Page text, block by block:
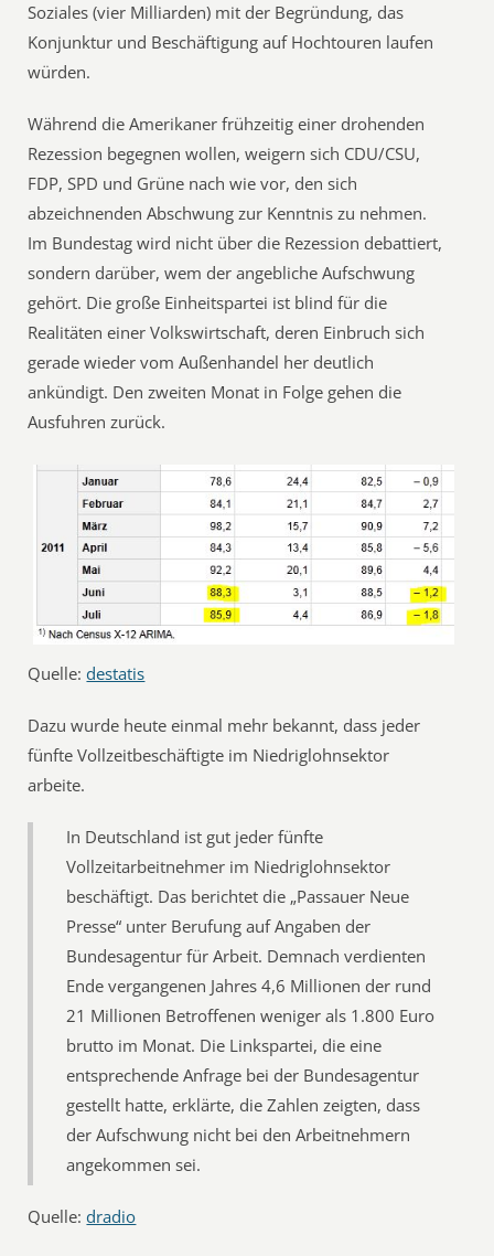
Soziales (vier Milliarden) mit der Begründung, das
Konjunktur und Beschäftigung auf Hochtouren laufen
würden.
Während die Amerikaner frühzeitig einer drohenden
Rezession begegnen wollen, weigern sich CDU/CSU,
FDP, SPD und Grüne nach wie vor, den sich
abzeichnenden Abschwung zur Kenntnis zu nehmen.
Im Bundestag wird nicht über die Rezession debattiert,
sondern darüber, wem der angebliche Aufschwung
gehört. Die große Einheitspartei ist blind für die
Realitäten einer Volkswirtschaft, deren Einbruch sich
gerade wieder vom Außenhandel her deutlich
ankündigt. Den zweiten Monat in Folge gehen die
Ausfuhren zurück.
Quelle:destatis
Dazu wurde heute einmal mehr bekannt, dass jeder
fünfte Vollzeitbeschäftigte im Niedriglohnsektor
arbeite.
In Deutschland ist gut jeder fünfte
Vollzeitarbeitnehmer im Niedriglohnsektor
beschäftigt. Das berichtet die „Passauer Neue
Presse“ unter Berufung auf Angaben der
Bundesagentur für Arbeit. Demnach verdienten
Ende vergangenen Jahres 4,6 Millionen der rund
21 Millionen Betroffenen weniger als 1.800 Euro
brutto im Monat. Die Linkspartei, die eine
entsprechende Anfrage bei der Bundesagentur
gestellt hatte, erklärte, die Zahlen zeigten, dass
der Aufschwung nicht bei den Arbeitnehmern
angekommen sei.
Quelle:dradio